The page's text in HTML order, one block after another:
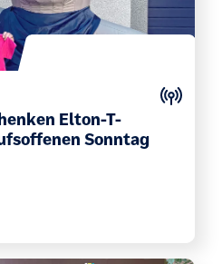
Elton-T-
Sonntag